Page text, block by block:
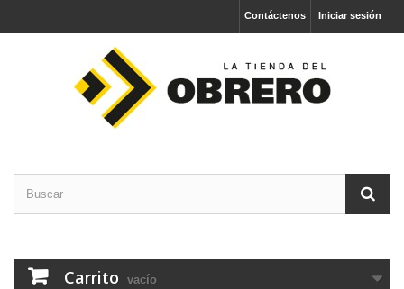
Iniciar sesión
Contáctenos
Carrito vacío